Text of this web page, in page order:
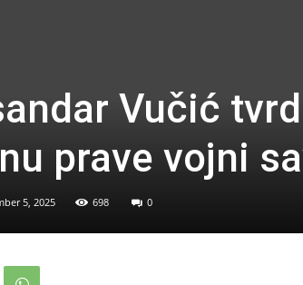
Vučić
prave vojni
5, 2025 698 0